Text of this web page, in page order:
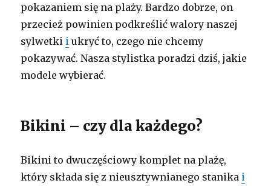
pokazaniem się na plaży. Bardzo dobrze, on
przecież powinien podkreślić walory naszej
sylwetki i ukryć to, czego nie chcemy
pokazywać. Nasza stylistka poradzi dziś, jakie
modele wybierać.
Bikini – czy dla każdego?
Bikini to dwuczęściowy komplet na plażę,
który składa się z nieusztywnianego stanika i